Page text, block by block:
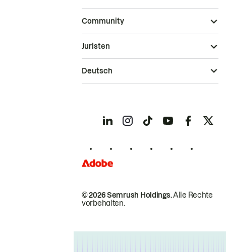
Community
© 2026 Semrush Holdings.Alle Rechte
vorbehalten.
Juristen
Deutsch